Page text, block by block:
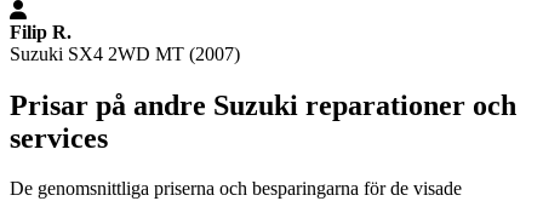
Filip R.
Suzuki SX4 2WD MT (2007)
Prisar på andre Suzuki reparationer och
services
De genomsnittliga priserna och besparingarna för de visade